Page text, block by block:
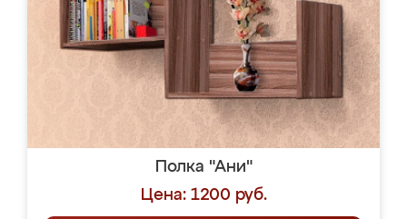
Полка "Ани"
Цена: 1200 руб.